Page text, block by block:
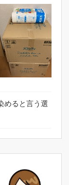
めると言う選